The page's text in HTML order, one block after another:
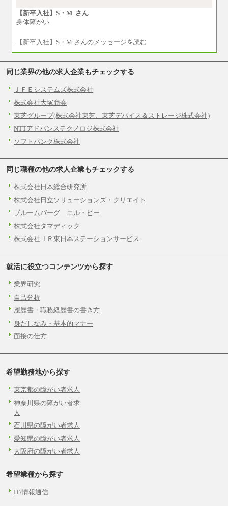
⑤⑥月給：225,000円～300,000円
【新卒入社】S・M さん
身体障がい
【新卒入社】S・M さんのメッセージを読む
同じ業界の他の求人企業もチェックする
ＪＦＥシステムズ株式会社
株式会社大塚商会
東芝グループ(株式会社東芝、東芝デバイス＆ストレージ株式会社)
NTTアドバンステクノロジ株式会社
ソフトバンク株式会社
同じ職種の他の求人企業もチェックする
株式会社日本総合研究所
株式会社日立ソリューションズ・クリエイト
ブルームバーグ エル・ピー
株式会社タマディック
株式会社ＪＲ東日本ステーションサービス
就活に役立つコンテンツから探す
業界研究
自己分析
履歴書・職務経歴書の書き方
身だしなみ・基本的マナー
面接の仕方
希望勤務地から探す
東京都の障がい者求人
神奈川県の障がい者求
人
石川県の障がい者求人
愛知県の障がい者求人
大阪府の障がい者求人
希望業種から探す
IT/情報通信